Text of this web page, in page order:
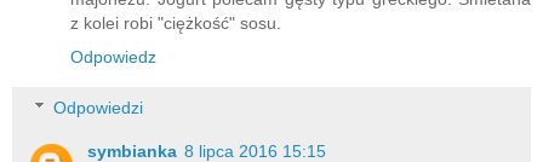
z kolei robi "ciężkość" sosu.
Odpowiedz
Odpowiedzi
symbianka 8 lipca 2016 15:15